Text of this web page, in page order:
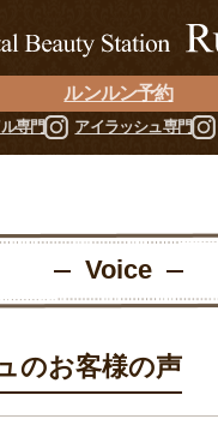
ルンルン予約
専門 アイラッシュ専門
Voice
のお客様の声